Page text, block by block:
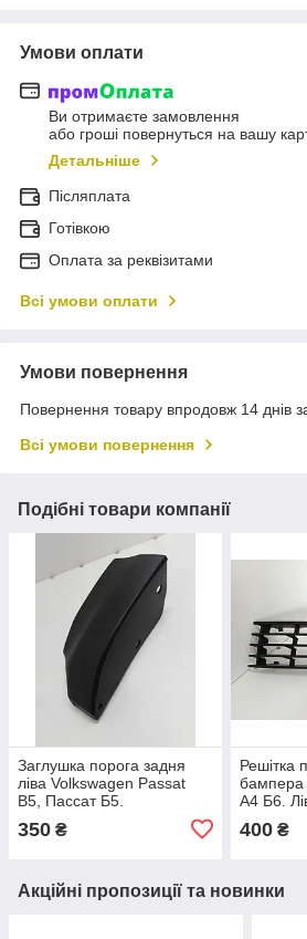
Умови оплати
Ви отримаєте замовлення
або гроші повернуться на вашу
Детальніше
Післяплата
Готівкою
Оплата за реквізитами
Всі умови оплати
Умови повернення
Повернення товару впродовж 14 днів
Всі умови повернення
Подібні товари компанії
Заглушка порога задня
ліва Volkswagen Passat
B5, Пассат Б5.
350 ₴
Решітка
бампера
А4 Б6.
400₴
Акційні пропозиції та новинки